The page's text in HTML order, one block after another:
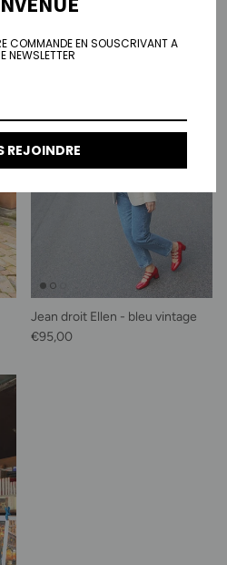
Jean droit Ellen - bleu vintage
Prix habituel
€95,00
COMMANDE EN SOUSCRIVANT A
NEWSLETTER
REJOINDRE